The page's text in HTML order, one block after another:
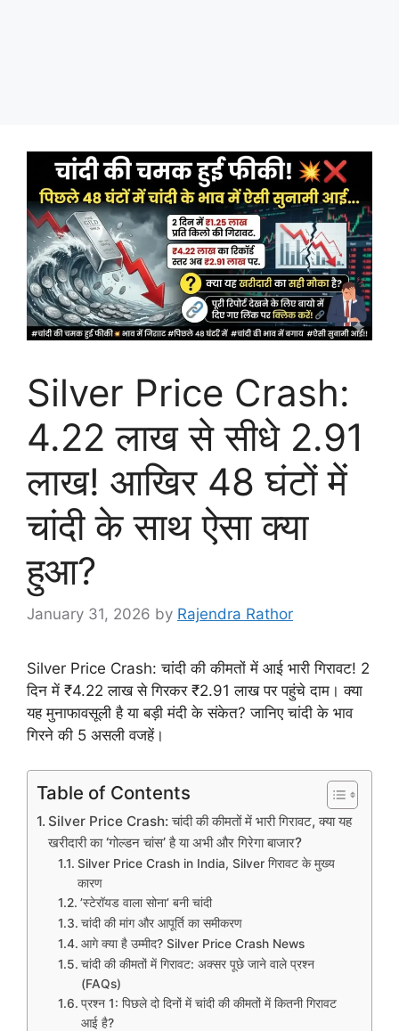
Silver Price Crash:
4.22 लाख से सीधे 2.91
लाख! आखिर 48 घंटों में
चांदी के साथ ऐसा क्या
हुआ?
January 31, 2026 by Rajendra Rathor
Silver Price Crash: चांदी की कीमतों में आई भारी गिरावट! 2
दिन में ₹4.22 लाख से गिरकर ₹2.91 लाख पर पहुंचे दाम। क्या
यह मुनाफावसूली है या बड़ी मंदी के संकेत? जानिए चांदी के भाव
गिरने की 5 असली वजहें।
Table of Contents
Silver Price Crash: चांदी की कीमतों में भारी गिरावट, क्या यह
खरीदारी का ‘गोल्डन चांस’ है या अभी और गिरेगा बाजार?
​Silver Price Crash in India, Silver गिरावट के मुख्य
कारण
​’स्टेरॉयड वाला सोना’ बनी चांदी
​चांदी की मांग और आपूर्ति का समीकरण
​आगे क्या है उम्मीद? Silver Price Crash News
​चांदी की कीमतों में गिरावट: अक्सर पूछे जाने वाले प्रश्न
(FAQs)
प्रश्न 1: पिछले दो दिनों में चांदी की कीमतों में कितनी गिरावट
आई है?